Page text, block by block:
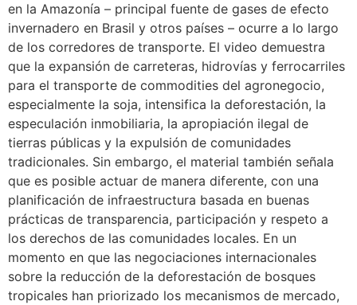
en la Amazonía – principal fuente de gases de efecto
invernadero en Brasil y otros países – ocurre a lo largo
de los corredores de transporte. El video demuestra
que la expansión de carreteras, hidrovías y ferrocarriles
para el transporte de commodities del agronegocio,
especialmente la soja, intensifica la deforestación, la
especulación inmobiliaria, la apropiación ilegal de
tierras públicas y la expulsión de comunidades
tradicionales. Sin embargo, el material también señala
que es posible actuar de manera diferente, con una
planificación de infraestructura basada en buenas
prácticas de transparencia, participación y respeto a
los derechos de las comunidades locales. En un
momento en que las negociaciones internacionales
sobre la reducción de la deforestación de bosques
tropicales han priorizado los mecanismos de mercado,